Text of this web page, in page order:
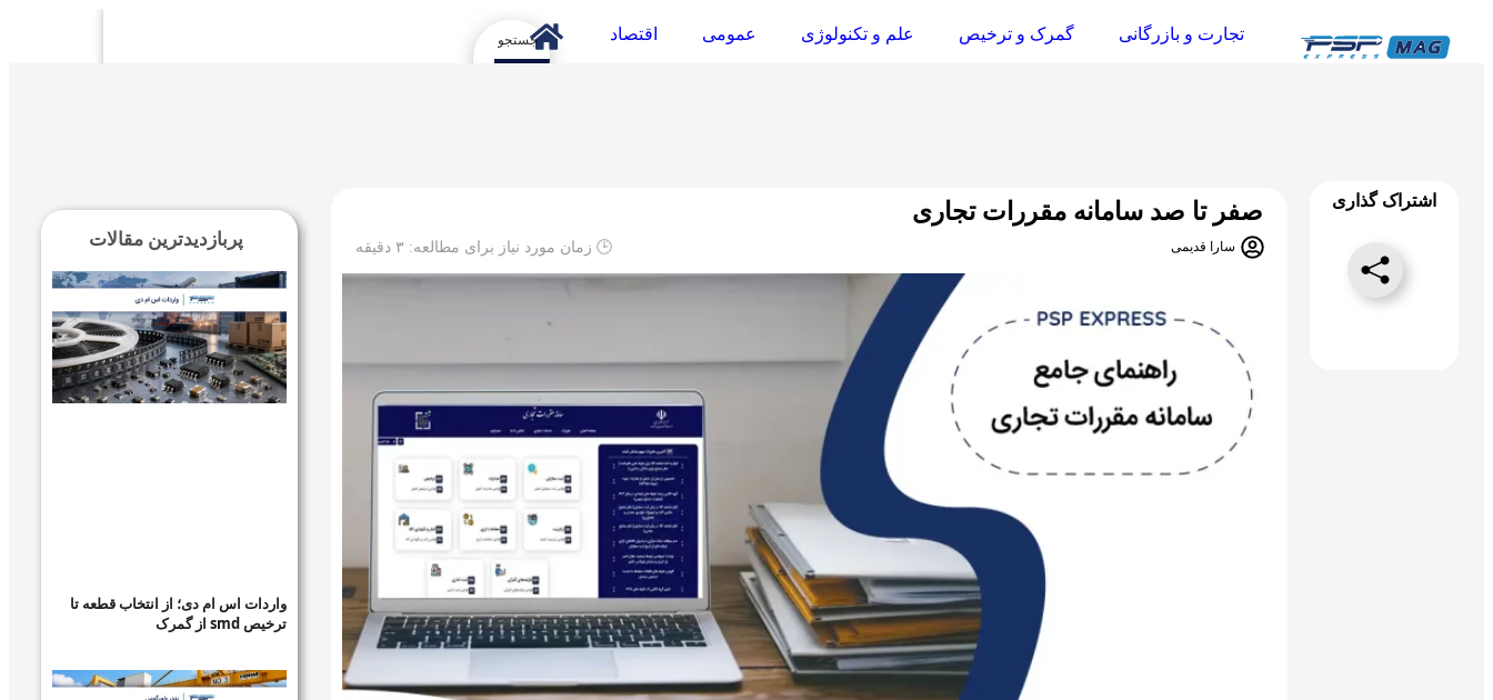
تجارت و بازرگانی گمرک و ترخیص علم و تکنولوژی عمومی اقتصاد
اشتراک گذاری صفر تا صد سامانه مقررات تجاری
سارا قدیمی 🕒 زمان مورد نیاز برای مطالعه: ۳ دقیقه پربازدیدترین مقالات
واردات اس ام دی؛ از انتخاب قطعه تا
ترخیص smd از گمرک